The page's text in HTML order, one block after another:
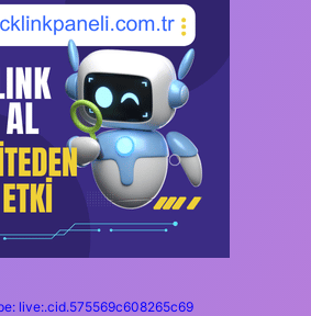
live:.cid.575569c608265c69